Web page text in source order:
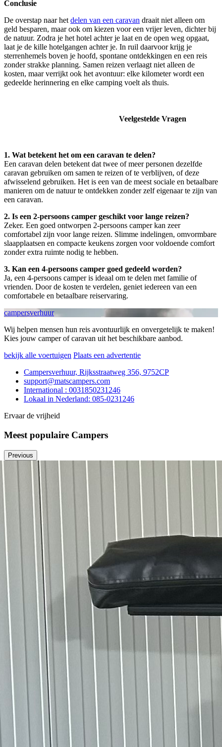
Conclusie
De overstap naar het delen van een caravan draait niet alleen om
geld besparen, maar ook om kiezen voor een vrijer leven, dichter bij
de natuur. Zodra je het hotel achter je laat en de open weg opgaat,
laat je de kille hotelgangen achter je. In ruil daarvoor krijg je
sterrenhemels boven je hoofd, spontane ontdekkingen en een reis
zonder strakke planning. Samen reizen verlaagt niet alleen de
kosten, maar verrijkt ook het avontuur: elke kilometer wordt een
gedeelde herinnering en elke camping voelt als thuis.
Veelgestelde Vragen
1. Wat betekent het om een caravan te delen?
Een caravan delen betekent dat twee of meer personen dezelfde
caravan gebruiken om samen te reizen of te verblijven, of deze
afwisselend gebruiken. Het is een van de meest sociale en betaalbare
manieren om de natuur te ontdekken zonder zelf eigenaar te zijn van
een caravan.
2. Is een 2-persoons camper geschikt voor lange reizen?
Zeker. Een goed ontworpen 2-persoons camper kan zeer
comfortabel zijn voor lange reizen. Slimme indelingen, omvormbare
slaapplaatsen en compacte keukens zorgen voor voldoende comfort
zonder extra ruimte nodig te hebben.
3. Kan een 4-persoons camper goed gedeeld worden?
Ja, een 4-persoons camper is ideaal om te delen met familie of
vrienden. Door de kosten te verdelen, geniet iedereen van een
comfortabele en betaalbare reiservaring.
campersverhuur
Wij helpen mensen hun reis avontuurlijk en onvergetelijk te maken!
Kies jouw camper of caravan uit het beschikbare aanbod.
bekijk alle voertuigen Plaats een advertentie
Campersverhuur, Rijksstraatweg 356, 9752CP
support@matscampers.com
International : 0031850231246
Lokaal in Nederland: 085-0231246
Ervaar de vrijheid
Meest populaire Campers
Previous